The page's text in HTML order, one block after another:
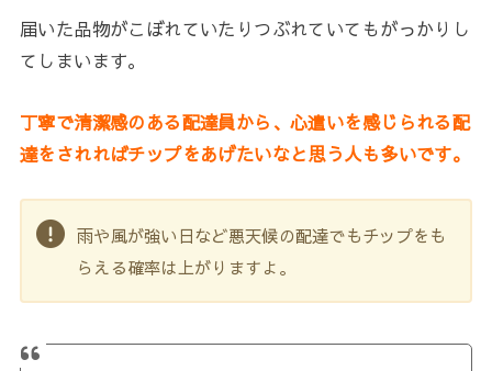
届いた品物がこぼれていたりつぶれていてもがっかりし
てしまいます。
丁寧で清潔感のある配達員から、心遣いを感じられる配
達をされればチップをあげたいなと思う人も多いです。
雨や風が強い日など悪天候の配達でもチップをも
らえる確率は上がりますよ。